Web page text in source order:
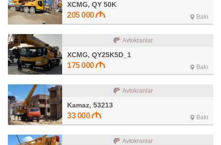
XCMG, QY 50K
205 000 Bakı
Avtokranlar
XCMG, QY25K5D_1
175 000 Bakı
Avtokranlar
Kamaz, 53213
33 000 Bakı
Avtokranlar